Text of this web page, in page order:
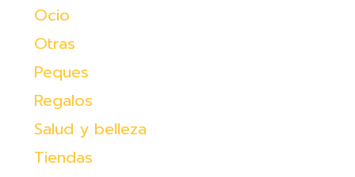
Ocio
Otras
Peques
Regalos
Salud y belleza
Tiendas